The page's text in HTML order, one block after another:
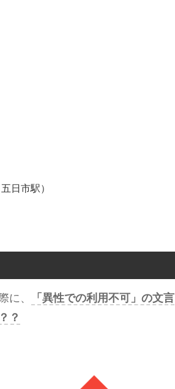
日市駅）
に、
「異性での利用不可」の文言
？